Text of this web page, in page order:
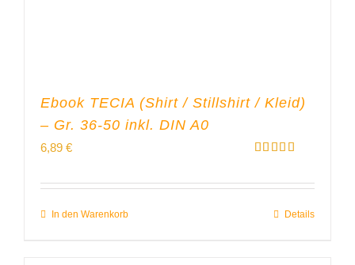
Ebook TECIA (Shirt / Stillshirt / Kleid)
– Gr. 36-50 inkl. DIN A0
von 5
6,89 €
In den Warenkorb Details